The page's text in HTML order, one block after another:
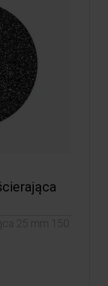
25 mm 150